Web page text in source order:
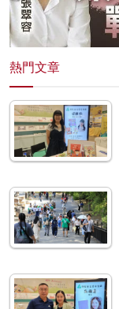
熱門文章